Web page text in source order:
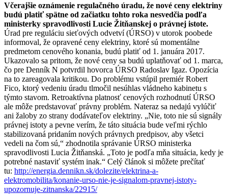
Včerajšie oznámenie regulačného úradu, že nové ceny elektriny
budú platiť spätne od začiatku tohto roka nesvedčia podľa
ministerky spravodlivosti Lucie Žitňanskej o právnej istote.
Úrad pre reguláciu sieťových odvetví (ÚRSO) v utorok poobede
informoval, že opravené ceny elektriny, ktoré sú momentálne
predmetom cenového konania, budú platiť od 1. januára 2017.
Ukazovalo sa pritom, že nové ceny sa budú uplatňovať od 1. marca,
čo pre Denník N potvrdil hovorca ÚRSO Radoslav Igaz. Opozícia
na to zareagovala kritikou. Do problému vstúpil premiér Robert
Fico, ktorý vedeniu úradu tlmočil nesúhlas vládneho kabinetu s
týmto stavom. Retroaktívna platnosť cenových rozhodnutí ÚRSO
ale môže predstavovať právny problém. Nateraz sa nedajú vylúčiť
ani žaloby zo strany dodávateľov elektriny. „Nie, toto nie sú signály
právnej istoty a pevne verím, že táto situácia bude veľmi rýchlo
stabilizovaná pridaním nových právnych predpisov, aby všetci
vedeli na čom sú,“ zhodnotila správanie ÚRSO ministerka
spravodlivosti Lucia Žitňanská. „Toto je podľa mňa situácia, kedy je
potrebné nastaviť systém inak.“ Celý článok si môžete prečítať
tu: http://energia.dennikn.sk/dolezite/elektrina-a-
elektromobilita/konanie-urso-nie-je-signalom-pravnej-istoty-
upozornuje-zitnanska/22915/